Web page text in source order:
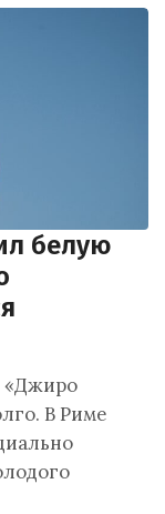
белую
«Джиро
В Риме